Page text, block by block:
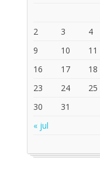
2
3 4
9
10 11
16
17 18
23
24 25
30
31
« jul